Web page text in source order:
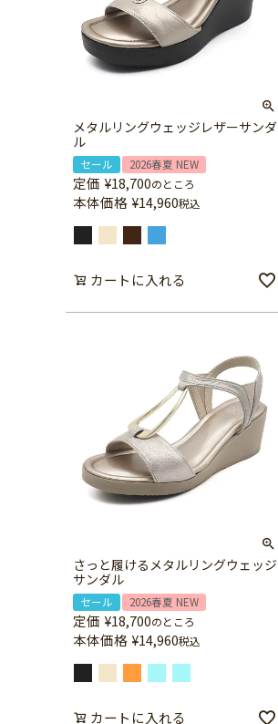
メタルリングウェッジレザーサンダ
ル
セール 2026春夏 NEW
定価 ¥18,700のところ
本体価格 ¥14,960税込
カートに入れる
さっと履けるメタルリングウェッジ
サンダル
セール 2026春夏 NEW
定価 ¥18,700のところ
本体価格 ¥14,960税込
カートに入れる